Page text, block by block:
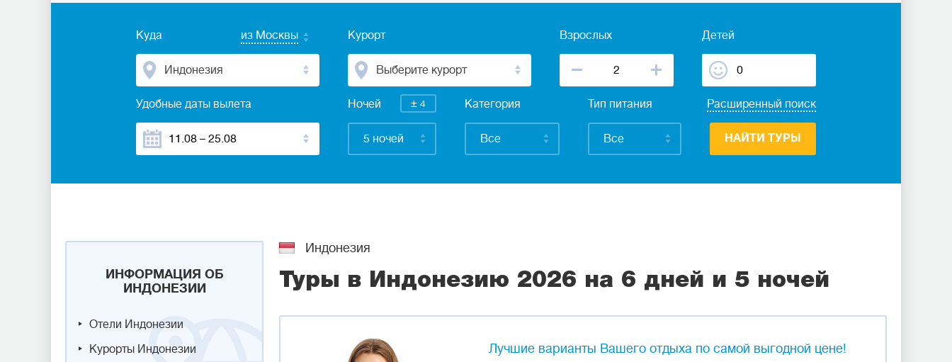
Куда из Москвы
Индонезия
Курорт
Выберите курорт
Взрослых Детей
Удобные даты вылета Ночей ±4
5 ночей
Категория
Все
Тип питания
Все
Расширенный поиск
НАЙТИ ТУРЫ
ИНФОРМАЦИЯ ОБ
ИНДОНЕЗИИ
Отели Индонезии
Курорты Индонезии
Индонезия
Туры в Индонезию 2026 на 6 дней и 5 ночей
Лучшие варианты Вашего отдыха по самой выгодной цене!